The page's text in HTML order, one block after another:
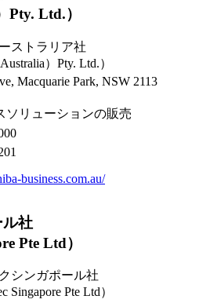
Pty. Ltd.）
ストラリア社
）Pty. Ltd.）
Macquarie Park, NSW 2113
ソリューションの販売
business.com.au/
社
Pte Ltd）
シンガポール社
Singapore Pte Ltd）